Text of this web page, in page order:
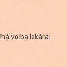
voľba lekára: